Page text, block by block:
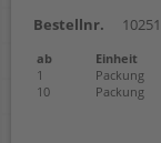
Bestellnr.
ab Einheit
1
Packung
10
Packung